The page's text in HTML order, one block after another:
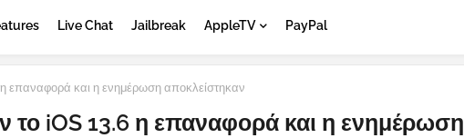
Live Chat Jailbreak AppleTV PayPal
επαναφορά και η ενημέρωση αποκλείστηκαν
iOS 13.6 η επαναφορά και η ενημέρωση